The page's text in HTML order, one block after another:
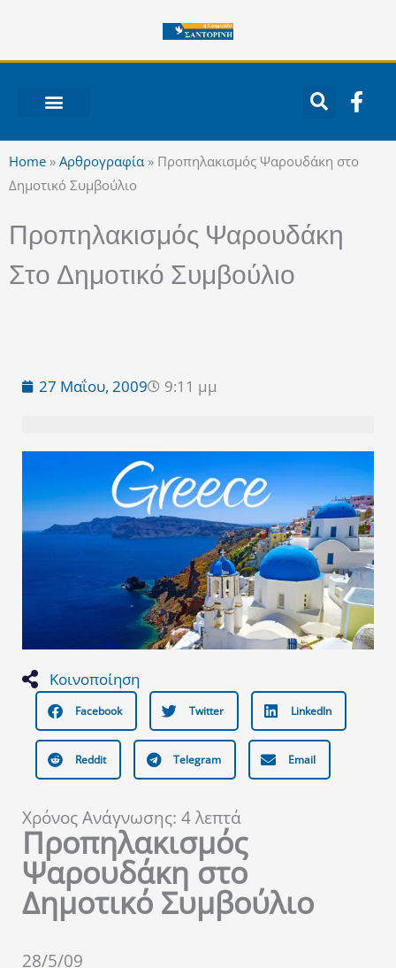
περιεχόμενο
F
a
e
b
Home » Αρθρογραφία » Προπηλακισμός Ψαρουδάκη στο
Δημοτικό Συμβούλιο
Προπηλακισμός Ψαρουδάκη
Στο Δημοτικό Συμβούλιο
27 Μαΐου, 2009 9:11 μμ
Κοινοποίηση
Facebook Twitter LinkedIn
Reddit Telegram Email
Χρόνος Ανάγνωσης: 4λεπτά
Προπηλακισμός
Ψαρουδάκη στο
Δημοτικό Συμβούλιο
28/5/09